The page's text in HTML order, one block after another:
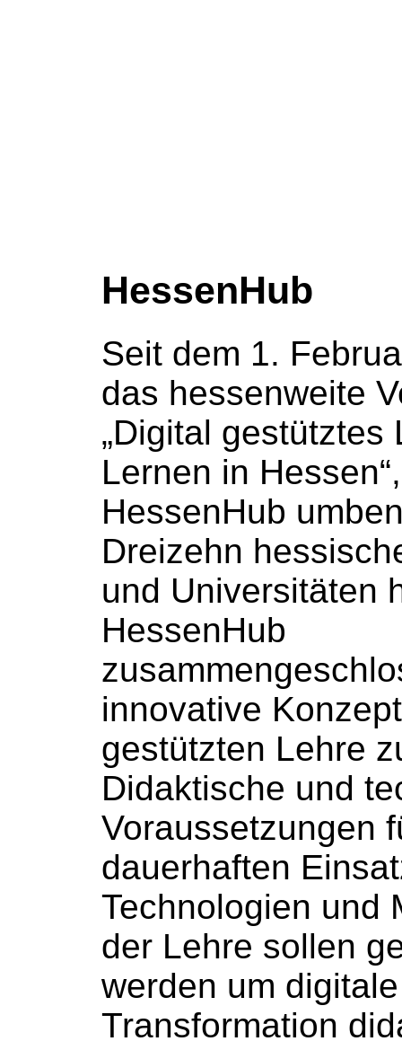
HessenHub
Seit dem 1.
das hessenweite
„Digital gestütztes
Lernen in
HessenHub
Dreizehn
und Universitäten
HessenHub
innovative
gestützten Lehre
Didaktische und
Voraussetzungen
dauerhaften
Technologien und
der Lehre sollen
werden um digitale
Transformation